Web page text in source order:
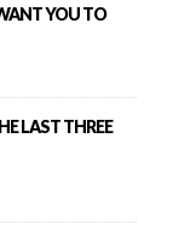
YOU TO
LAST THREE